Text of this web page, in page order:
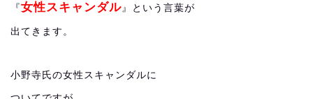
『 女性スキャンダル』という言葉が
出てきます。
小野寺氏の女性スキャンダルに